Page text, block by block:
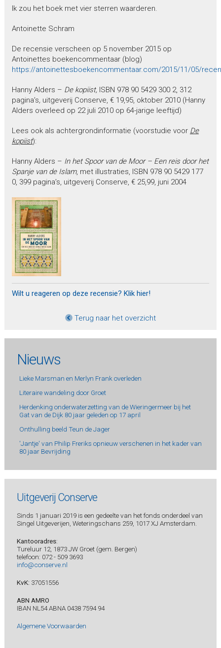
Ik zou het boek met vier sterren waarderen.
Antoinette Schram
De recensie verscheen op 5 november 2015 op
Antoinettes boekencommentaar (blog)
https://antoinettesboekencommentaar.com/2015/11/05/
Hanny Alders – De kopiist, ISBN 978 90 5429 300 2, 312
pagina’s,uitgeverij Conserve, € 19,95, oktober 2010 (Hanny
Alders overleed op 22 juli 2010 op 64-jarige leeftijd)
Lees ook als achtergrondinformatie (voorstudie voor De
kopiist):
Hanny Alders – In het Spoor van de Moor – Een reis door het
Spanje van de Islam, met illustraties, ISBN 978 90 5429 177
0, 399 pagina’s, uitgeverij Conserve, € 25,99, juni 2004
Wilt u reageren op deze recensie? Klik hier!
Terug naar het overzicht
Nieuws
Lieke Marsman en Merlyn Frank overleden
Literaire wandeling door Groet
Herdenking onderwaterzetting van de Wieringermeer bij het
Gat van de Dijk 80 jaar geleden op 17 april
Onthulling beeld Teun de Jager
'Jantje' van Philip Freriks opnieuw verschenen in het kader van
80 jaar Bevrijding
Uitgeverij Conserve
Sinds 1 januari 2019 is een gedeelte van het fonds onderdeel van
Singel Uitgeverijen, Weteringschans 259, 1017 XJ Amsterdam.
Kantooradres:
Tureluur 12, 1873 JW Groet (gem. Bergen)
telefoon: 072 - 509 3693
info@conserve.nl
KvK: 37051556
ABN AMRO
IBAN NL54 ABNA 0438 7594 94
Algemene Voorwaarden